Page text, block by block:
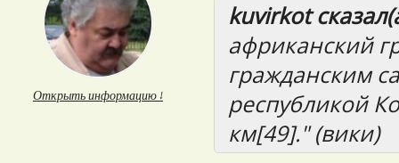
Открыть информацию ↓
kuvirkot
африканский
гражданским
республикой
км[49]." (вики)